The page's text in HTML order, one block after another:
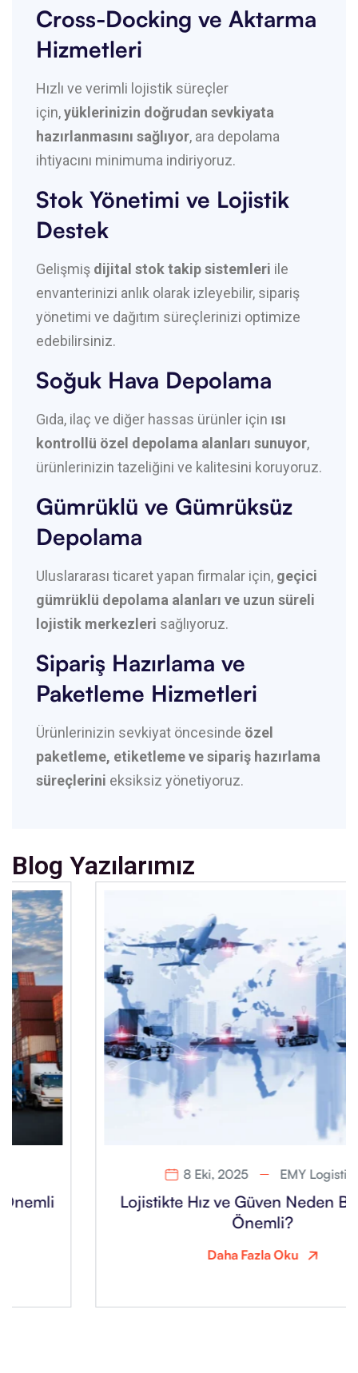
Cross-Docking ve Aktarma
Hizmetleri
Hızlı ve verimli lojistik süreçler
için,yüklerinizin doğrudan sevkiyata
hazırlanmasını sağlıyor, ara depolama
ihtiyacını minimuma indiriyoruz.
Stok Yönetimi ve Lojistik
Destek
Gelişmiş dijital stok takip sistemleri ile
envanterinizi anlık olarak izleyebilir, sipariş
yönetimi ve dağıtım süreçlerinizi optimize
edebilirsiniz.
Soğuk Hava Depolama
Gıda, ilaç ve diğer hassas ürünler için ısı
kontrollü özel depolama alanları sunuyor,
ürünlerinizin tazeliğini ve kalitesini koruyoruz.
Gümrüklü ve Gümrüksüz
Depolama
Uluslararası ticaret yapan firmalar için, geçici
gümrüklü depolama alanları ve uzun süreli
lojistik merkezleri sağlıyoruz.
Sipariş Hazırlama ve
Paketleme Hizmetleri
Ürünlerinizin sevkiyat öncesinde özel
paketleme, etiketleme ve sipariş hazırlama
süreçlerini eksiksiz yönetiyoruz.
Blog Yazılarımız
EMY Logistics
Lojistikte Hız ve Güven Neden Bu Kadar
Daha Fazla Oku